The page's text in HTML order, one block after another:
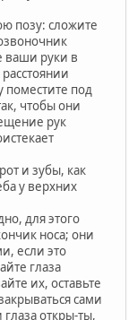
позу: сложите
ваши руки в
поместите под
чтобы они
рук
и зубы, как
у верхних
для этого
носа; они
если это
глаза
их, оставьте
сами
откры-ты,